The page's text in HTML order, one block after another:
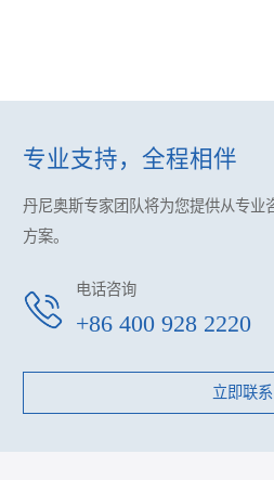
专业支持，全程相伴
丹尼奥斯专家团队将为您提供从专业
方案。
电话咨询
+86 400 928 2220
立即联系